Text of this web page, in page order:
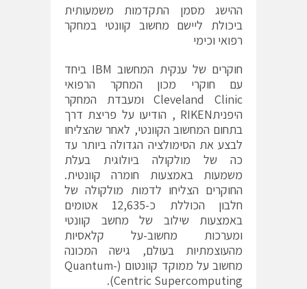
ההישג מסמן התקדמות משמעותית
ביכולת ליישם מחשוב קוונטי במחקר
רפואי וכימי
חוקרים של ענקית המחשוב IBM ביחד
עם חוקרי מכון המחקר הרפואי
Cleveland Clinic ומעבדת המחקר
היפניתRIKEN , הודיעו על פריצת דרך
בתחום המחשוב הקוונטי, לאחר שהצליחו
לבצע את הסימולציה הגדולה ביותר עד
כה של מולקולה ביולוגית בעלת
משמעות באמצעות חומרה קוונטית.
החוקרים הצליחו לדמות מולקולה של
חלבון הכוללת כ-12,635 אטומים
באמצעות שילוב של מחשב קוונטי
ומערכות מחשוב-על קלאסיות
מהעוצמתיות בעולם, גישה המכונה
מחשוב על ממוקד קוונטום (Quantum-
Centric Supercomputing).